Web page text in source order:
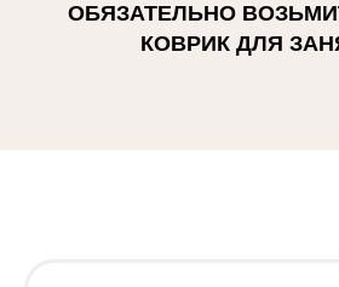
ОБЯЗАТЕЛЬНО
КОВРИК ДЛЯ